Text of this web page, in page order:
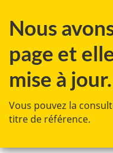
Nous
page et
mise à jour.
Vous pouvez la
titre de référence.